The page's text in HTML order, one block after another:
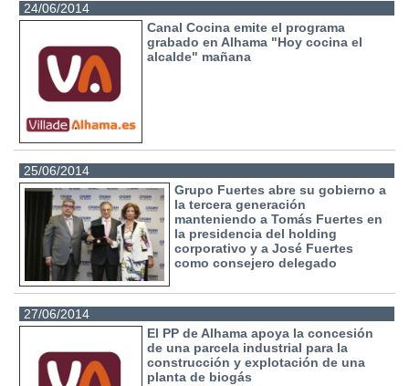
24/06/2014
Canal Cocina emite el programa
grabado en Alhama "Hoy cocina el
alcalde" mañana
25/06/2014
Grupo Fuertes abre su gobierno a
la tercera generación
manteniendo a Tomás Fuertes en
la presidencia del holding
corporativo y a José Fuertes
como consejero delegado
27/06/2014
El PP de Alhama apoya la concesión
de una parcela industrial para la
construcción y explotación de una
planta de biogás